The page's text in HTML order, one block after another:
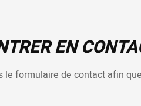
EN
formulaire de contact afin